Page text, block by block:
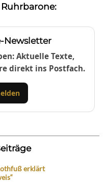
Newsletter
Aktuelle Texte,
direkt ins Postfach.
erklärt